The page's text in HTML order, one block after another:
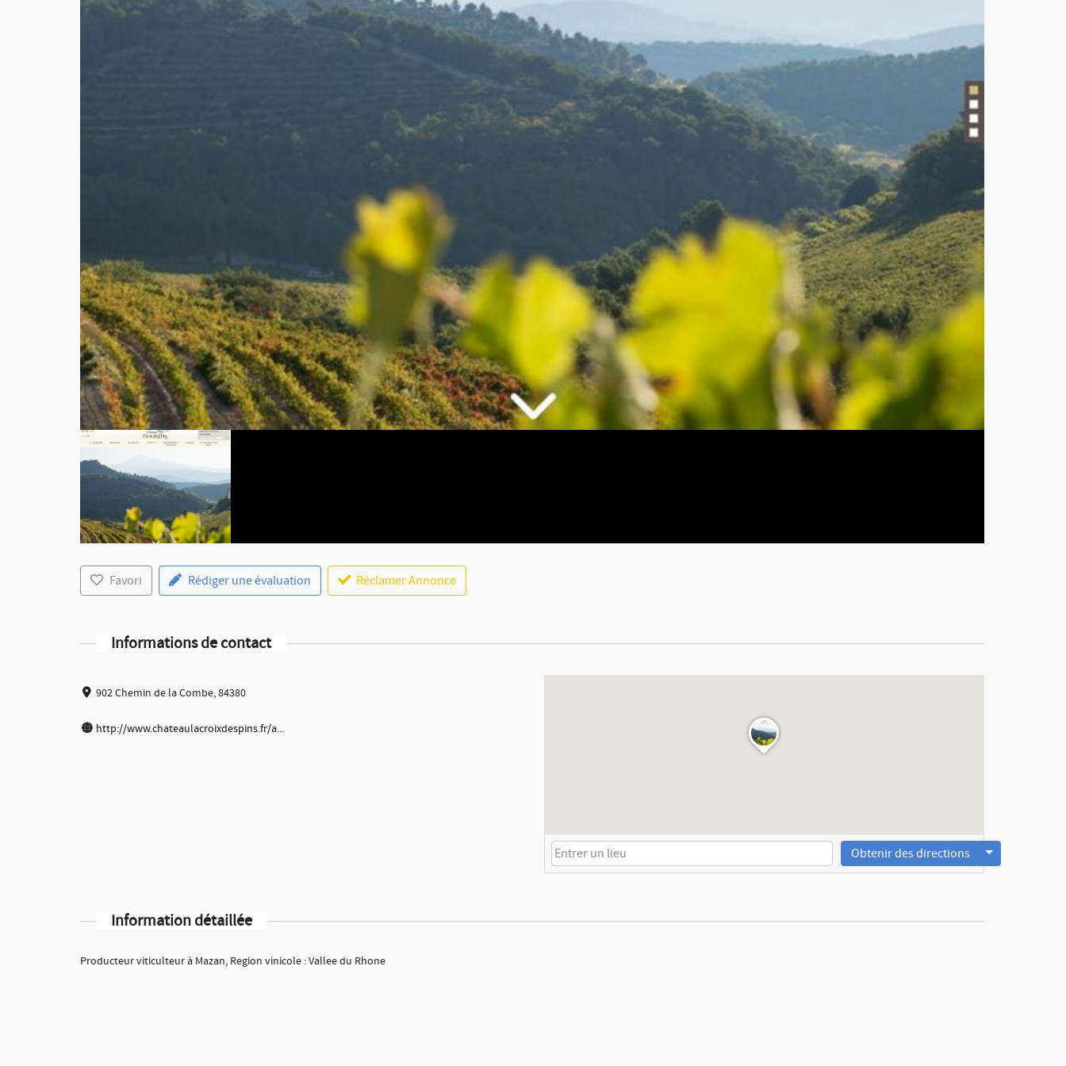
Favori Rédiger une évaluation Réclamer Annonce
Informations de contact
902 Chemin de la Combe, 84380
http://www.chateaulacroixdespins.fr/a...
Obtenir des directions
Information détaillée
Producteur viticulteur à Mazan, Region vinicole : Vallee du Rhone